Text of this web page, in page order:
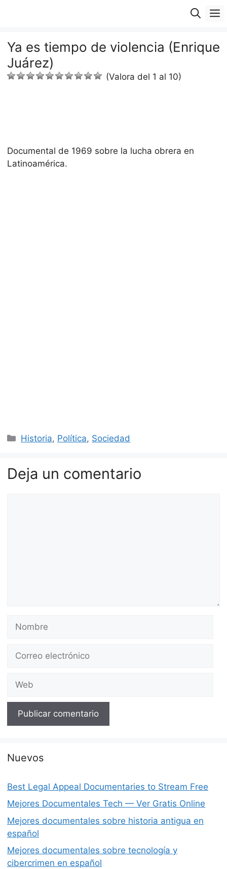
Ya es tiempo de violencia (Enrique
Juárez)
(Valora del 1 al 10)
Documental de 1969 sobre la lucha obrera en
Latinoamérica.
Categorías
Historia, Política, Sociedad
Deja un comentario
electrónico
Nuevos
Best Legal Appeal Documentaries to Stream Free
Mejores Documentales Tech — Ver Gratis Online
Mejores documentales sobre historia antigua en
español
Mejores documentales sobre tecnología y
cibercrimen en español